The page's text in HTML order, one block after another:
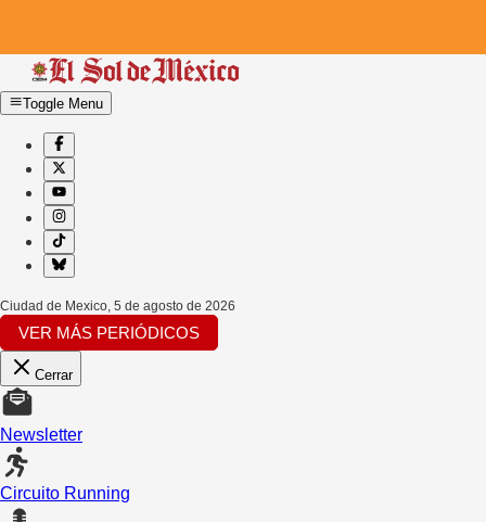
Toggle Menu
Ciudad de Mexico, 5 de agosto de 2026
VER MÁS PERIÓDICOS
Cerrar
Newsletter
Circuito Running